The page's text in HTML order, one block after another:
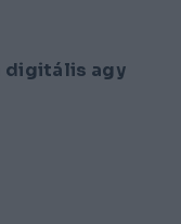
digitális agy